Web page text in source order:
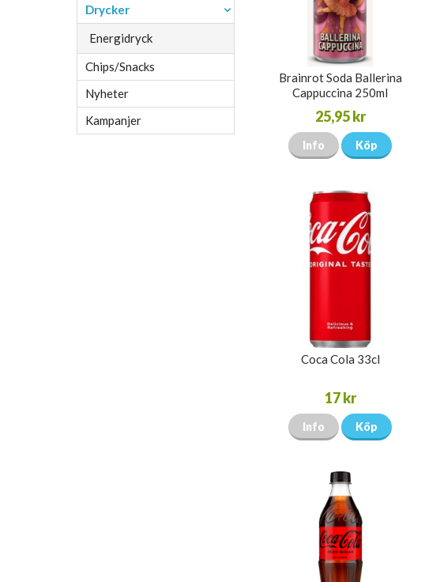
Drycker
Energidryck
Chips/Snacks
Nyheter
Kampanjer
Brainrot Soda Ballerina
Cappuccina 250ml
25,95 kr
Info Köp
Coca Cola 33cl
17 kr
Info Köp